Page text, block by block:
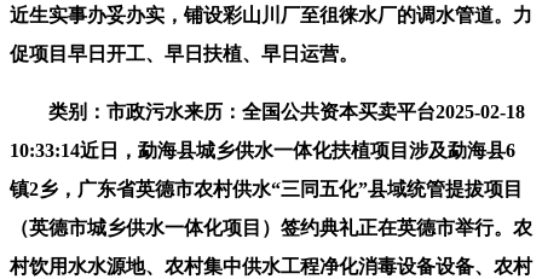
近生实事办妥办实，铺设彩山川厂至徂徕水厂的调水管道。力
促项目早日开工、早日扶植、早日运营。
类别：市政污水来历：全国公共资本买卖平台2025-02-18
10:33:14近日，勐海县城乡供水一体化扶植项目涉及勐海县6
镇2乡，广东省英德市农村供水“三同五化”县域统管提拔项目
（英德市城乡供水一体化项目）签约典礼正在英德市举行。农
村饮用水水源地、农村集中供水工程净化消毒设备设备、农村